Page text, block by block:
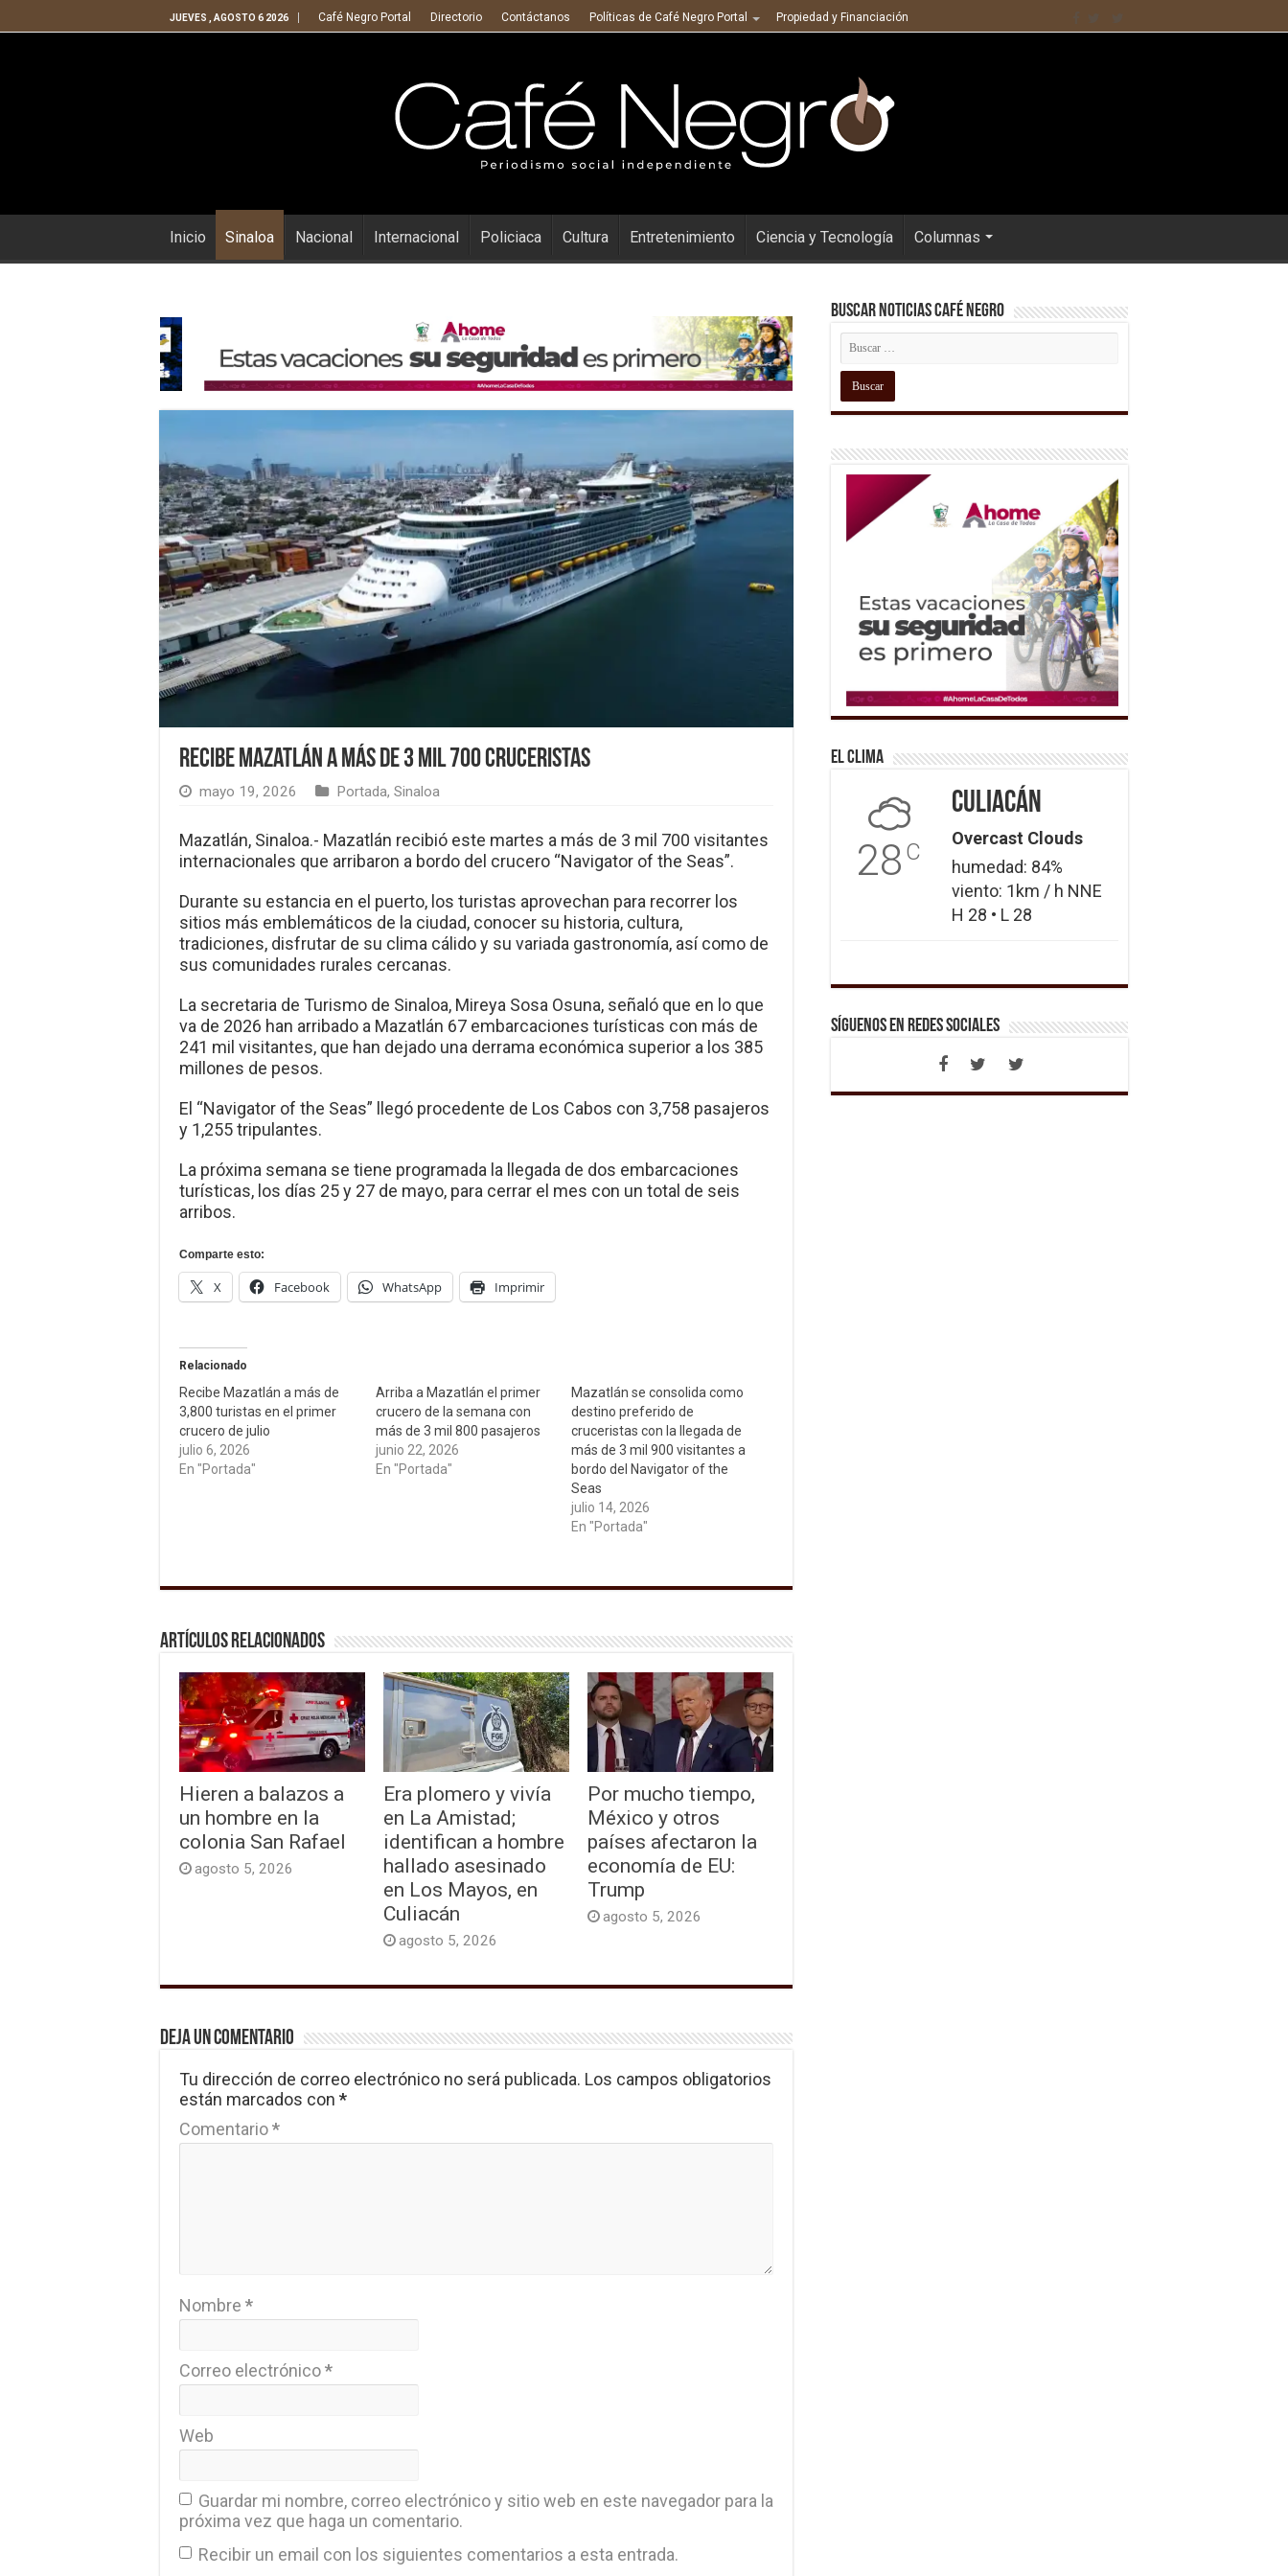
JUEVES , AGOSTO 6 2026 Café Negro Portal Directorio Contáctanos Políticas de Café Negro Portal Propiedad y Financiación
Inicio Sinaloa Nacional Internacional Policiaca Cultura Entretenimiento Ciencia y Tecnología Columnas
Recibe Mazatlán a más de 3 mil 700 cruceristas
mayo 19, 2026 Portada, Sinaloa
Mazatlán, Sinaloa.- Mazatlán recibió este martes a más de 3 mil 700 visitantes
internacionales que arribaron a bordo del crucero “Navigator of the Seas”.
Durante su estancia en el puerto, los turistas aprovechan para recorrer los
sitios más emblemáticos de la ciudad, conocer su historia, cultura,
tradiciones, disfrutar de su clima cálido y su variada gastronomía, así como de
sus comunidades rurales cercanas.
La secretaria de Turismo de Sinaloa, Mireya Sosa Osuna, señaló que en lo que
va de 2026 han arribado a Mazatlán 67 embarcaciones turísticas con más de
241 mil visitantes, que han dejado una derrama económica superior a los 385
millones de pesos.
El “Navigator of the Seas” llegó procedente de Los Cabos con 3,758 pasajeros
y 1,255 tripulantes.
La próxima semana se tiene programada la llegada de dos embarcaciones
turísticas, los días 25 y 27 de mayo, para cerrar el mes con un total de seis
arribos.
Comparte esto:
X Facebook WhatsApp Imprimir
Relacionado
Recibe Mazatlán a más de
3,800 turistas en el primer
crucero de julio
julio 6, 2026
En "Portada"
Arriba a Mazatlán el primer
crucero de la semana con
más de 3 mil 800 pasajeros
junio 22, 2026
En "Portada"
Mazatlán se consolida como
destino preferido de
cruceristas con la llegada de
más de 3 mil 900 visitantes a
bordo del Navigator of the
Seas
julio 14, 2026
En "Portada"
Artículos relacionados
Hieren a balazos a
un hombre en la
colonia San Rafael
agosto 5, 2026
Era plomero y vivía
en La Amistad;
identifican a hombre
hallado asesinado
en Los Mayos, en
Culiacán
agosto 5, 2026
Por mucho tiempo,
México y otros
países afectaron la
economía de EU:
Trump
agosto 5, 2026
Deja un comentario
Tu dirección de correo electrónico no será publicada. Los campos obligatorios
están marcados con *
Comentario*
Nombre *
Correo electrónico*
Web
Guardar mi nombre, correo electrónico y sitio web en este navegador para la
próxima vez que haga un comentario.
Recibir un email con los siguientes comentarios a esta entrada.
Buscar Noticias Café Negro
El Clima
28 C
Culiacán
Overcast Clouds
humedad: 84%
viento: 1km / h NNE
H 28 • L 28
Síguenos en Redes Sociales